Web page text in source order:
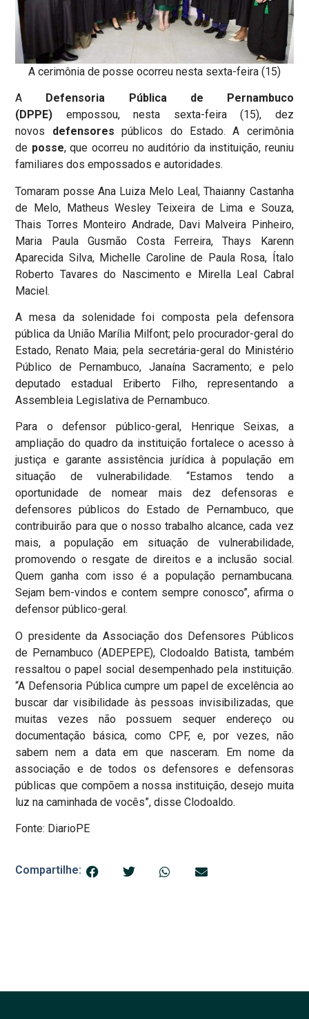
A cerimônia de posse ocorreu nesta sexta-feira (15)
A Defensoria Pública de Pernambuco
(DPPE) empossou, nesta sexta-feira (15), dez
novos defensores públicos do Estado. A cerimônia
de posse, que ocorreu no auditório da instituição, reuniu
familiares dos empossados e autoridades.
Tomaram posse Ana Luiza Melo Leal, Thaianny Castanha
de Melo, Matheus Wesley Teixeira de Lima e Souza,
Thais Torres Monteiro Andrade, Davi Malveira Pinheiro,
Maria Paula Gusmão Costa Ferreira, Thays Karenn
Aparecida Silva, Michelle Caroline de Paula Rosa, Ítalo
Roberto Tavares do Nascimento e Mirella Leal Cabral
Maciel.
A mesa da solenidade foi composta pela defensora
pública da União Marília Milfont; pelo procurador-geral do
Estado, Renato Maia; pela secretária-geral do Ministério
Público de Pernambuco, Janaína Sacramento; e pelo
deputado estadual Eriberto Filho, representando a
Assembleia Legislativa de Pernambuco.
Para o defensor público-geral, Henrique Seixas, a
ampliação do quadro da instituição fortalece o acesso à
justiça e garante assistência jurídica à população em
situação de vulnerabilidade. “Estamos tendo a
oportunidade de nomear mais dez defensoras e
defensores públicos do Estado de Pernambuco, que
contribuirão para que o nosso trabalho alcance, cada vez
mais, a população em situação de vulnerabilidade,
promovendo o resgate de direitos e a inclusão social.
Quem ganha com isso é a população pernambucana.
Sejam bem-vindos e contem sempre conosco”, afirma o
defensor público-geral.
O presidente da Associação dos Defensores Públicos
de Pernambuco (ADEPEPE), Clodoaldo Batista, também
ressaltou o papel social desempenhado pela instituição.
“A Defensoria Pública cumpre um papel de excelência ao
buscar dar visibilidade às pessoas invisibilizadas, que
muitas vezes não possuem sequer endereço ou
documentação básica, como CPF, e, por vezes, não
sabem nem a data em que nasceram. Em nome da
associação e de todos os defensores e defensoras
públicas que compõem a nossa instituição, desejo muita
luz na caminhada de vocês”, disse Clodoaldo.
Fonte: DiarioPE
Compartilhe: